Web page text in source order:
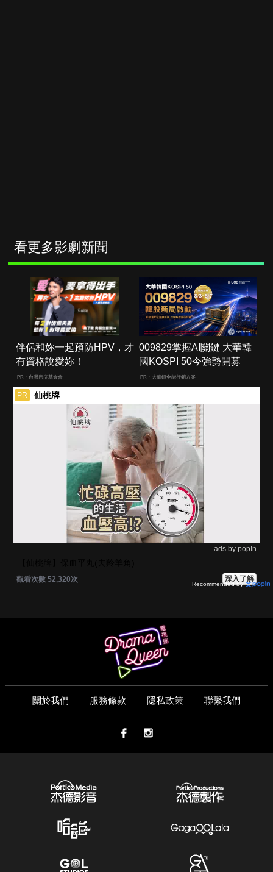
看更多影劇新聞
伴侶和妳一起預防HPV，才
有資格說愛妳！
PR・台灣癌症基金會
009829掌握AI關鍵 大華韓
國KOSPI 50今強勢開募
PR・大華銀全能行銷方案
PR 仙桃牌
ads by popIn
觀看次數 52,320次 深入了解
Recommended by
關於我們 服務條款 隱私政策 聯繫我們